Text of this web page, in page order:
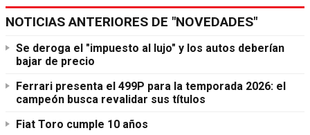
NOTICIAS ANTERIORES DE "NOVEDADES"
Se deroga el "impuesto al lujo" y los autos deberían
bajar de precio
Ferrari presenta el 499P para la temporada 2026: el
campeón busca revalidar sus títulos
Fiat Toro cumple 10 años